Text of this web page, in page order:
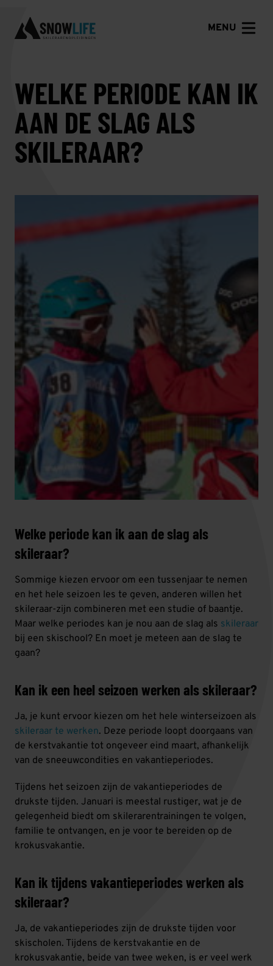
MENU
WELKE PERIODE KAN IK
AAN DE SLAG ALS
SKILERAAR?
Welke periode kan ik aan de slag als
skileraar?
Sommige kiezen ervoor om een tussenjaar te nemen
en het hele seizoen les te geven, anderen willen het
skileraar-zijn combineren met een studie of baantje.
Maar welke periodes kan je nou aan de slag als skileraar
bij een skischool? En moet je meteen aan de slag te
gaan?
Kan ik een heel seizoen werken als skileraar?
Ja, je kunt ervoor kiezen om het hele winterseizoen als
skileraar te werken. Deze periode loopt doorgaans van
de kerstvakantie tot ongeveer eind maart, afhankelijk
van de sneeuwcondities en vakantieperiodes.
Tijdens het seizoen zijn de vakantieperiodes de
drukste tijden. Januari is meestal rustiger, wat je de
gelegenheid biedt om skilerarentrainingen te volgen,
familie te ontvangen, en je voor te bereiden op de
krokusvakantie.
Kan ik tijdens vakantieperiodes werken als
skileraar?
Ja, de vakantieperiodes zijn de drukste tijden voor
skischolen. Tijdens de kerstvakantie en de
krokusvakantie, beide van twee weken, is er veel werk